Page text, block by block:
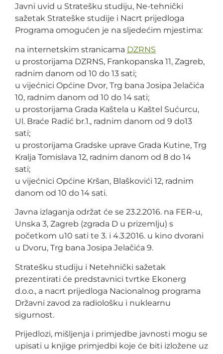
Javni uvid u Stratešku studiju, Ne-tehnički
sažetak Strateške studije i Nacrt prijedloga
Programa omogućen je na sljedećim mjestima:
na internetskim stranicama DZRNS
u prostorijama DZRNS, Frankopanska 11, Zagreb,
radnim danom od 10 do 13 sati;
u vijećnici Općine Dvor, Trg bana Josipa Jelačića
10, radnim danom od 10 do 14 sati;
u prostorijama Grada Kaštela u Kaštel Sućurcu,
Ul. Braće Radić br.1., radnim danom od 9 do13
sati;
u prostorijama Gradske uprave Grada Kutine, Trg
Kralja Tomislava 12, radnim danom od 8 do 14
sati;
u vijećnici Općine Kršan, Blaškovići 12, radnim
danom od 10 do 14 sati.
Javna izlaganja održat će se 23.2.2016. na FER-u,
Unska 3, Zagreb (zgrada D u prizemlju) s
početkom u10 sati te 3. i 4.3.2016. u kino dvorani
u Dvoru, Trg bana Josipa Jelačića 9.
Stratešku studiju i Netehnički sažetak
prezentirati će predstavnici tvrtke Ekonerg
d.o.o., a nacrt prijedloga Nacionalnog programa
Državni zavod za radiološku i nuklearnu
sigurnost.
Prijedlozi, mišljenja i primjedbe javnosti mogu se
upisati u knjige primjedbi koje će biti izložene uz